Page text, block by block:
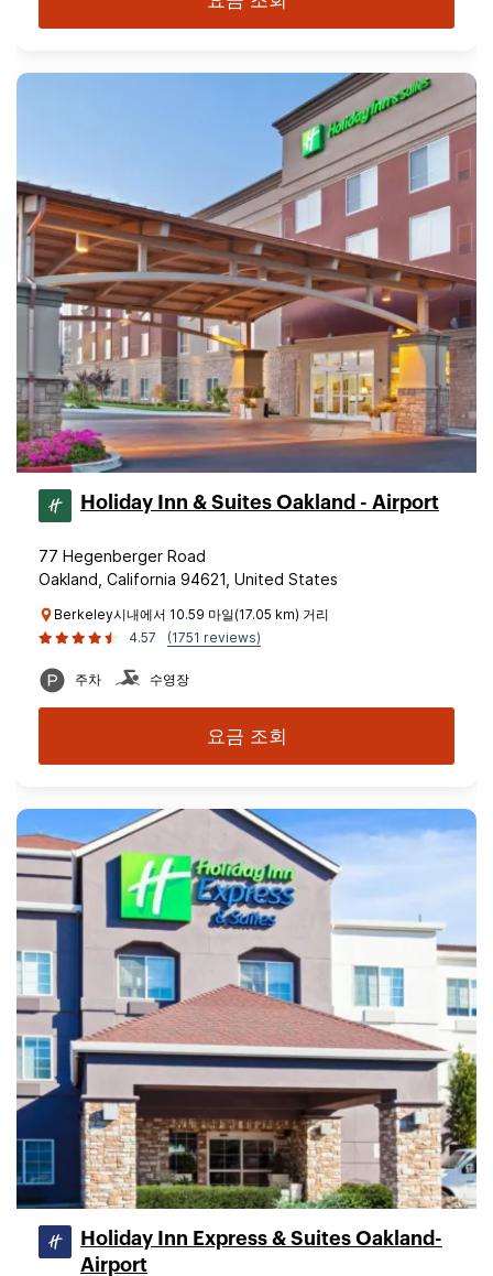
Holiday Inn & Suites Oakland - Airport
77 Hegenberger Road
Oakland, California 94621, United States
Berkeley시내에서 10.59 마일(17.05 km) 거리
4.57
(1751 reviews)
주차 수영장
요금 조회
Holiday Inn Express & Suites Oakland-
Airport